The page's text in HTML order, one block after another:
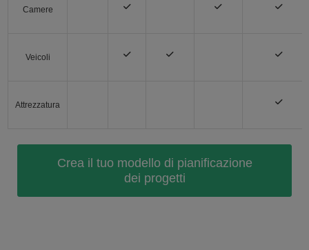
Camere
Veicoli
Attrezzatura
Crea il tuo modello di pianificazione
dei progetti